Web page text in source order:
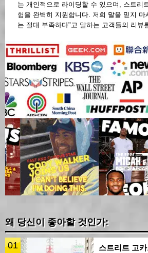
는 개인적으로 라이딩할 수 있으며, 스트리
험을 완벽히 지원합니다. 저희 말을 믿지
는 절대 부족하다"고 말하는 고객들의 리뷰
왜 당신이 좋아할 것인가:
01 스트리트 고